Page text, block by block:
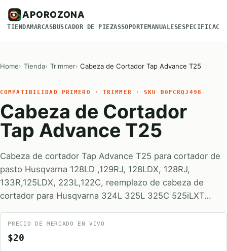
APOROZONA
TIENDAMARCASBUSCADOR DE PIEZASSOPORTEMANUALES
Home Tienda Trimmer Cabeza de Cortador Tap Advance T25
COMPATIBILIDAD PRIMERO · TRIMMER · SKU B0FCRQJ498
Cabeza de Cortador
Tap Advance T25
Cabeza de cortador Tap Advance T25 para cortador de
pasto Husqvarna 128LD ,129RJ, 128LDX, 128RJ,
133R,125LDX, 223L,122C, reemplazo de cabeza de
cortador para Husqvarna 324L 325L 325C 525iLXT…
PRECIO DE MERCADO EN VIVO
$20